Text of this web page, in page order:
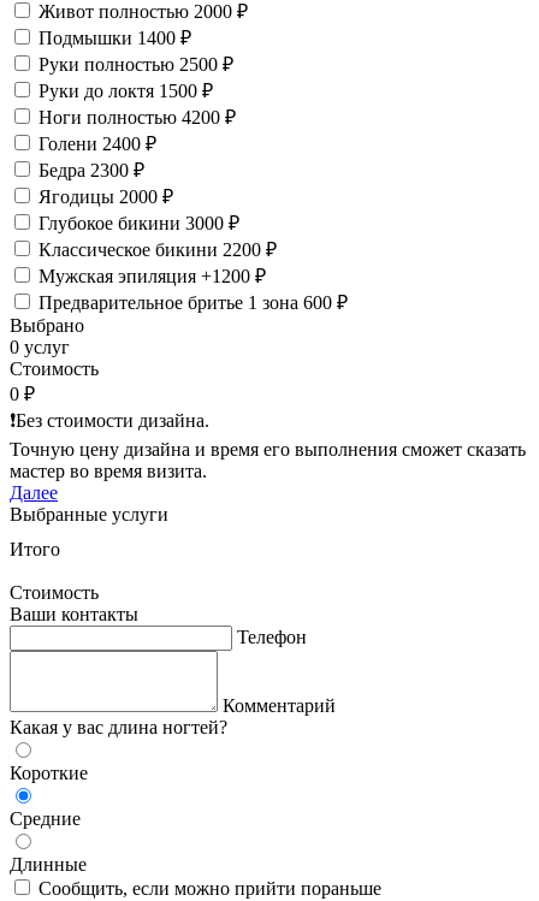
Живот полностью 2000 ₽
Подмышки 1400 ₽
Руки полностью 2500 ₽
Руки до локтя 1500 ₽
Ноги полностью 4200 ₽
Голени 2400 ₽
Бедра 2300 ₽
Ягодицы 2000 ₽
Глубокое бикини 3000 ₽
Классическое бикини 2200 ₽
Мужская эпиляция +1200 ₽
Предварительное бритье 1 зона 600 ₽
Выбрано
0 услуг
Стоимость
0 ₽
❗️Без стоимости дизайна.
Точную цену дизайна и время его выполнения сможет сказать
мастер во время визита.
Далее
Выбранные услуги
Итого
Стоимость
Ваши контакты
Телефон
Комментарий
Какая у вас длина ногтей?
Короткие
Средние
Длинные
Сообщить, если можно прийти пораньше